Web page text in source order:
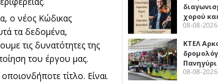
ο νέος Κώδικας
τα δεδομένα,
τις δυνατότητες της
του έργου μας.
τίτλο. Είναι
χορού
08-08-2026
ΚΤΕΛ
08-08-2026